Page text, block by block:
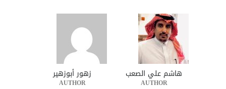
هاشم علي الصعب
AUTHOR
زهور أبوزهير
AUTHOR